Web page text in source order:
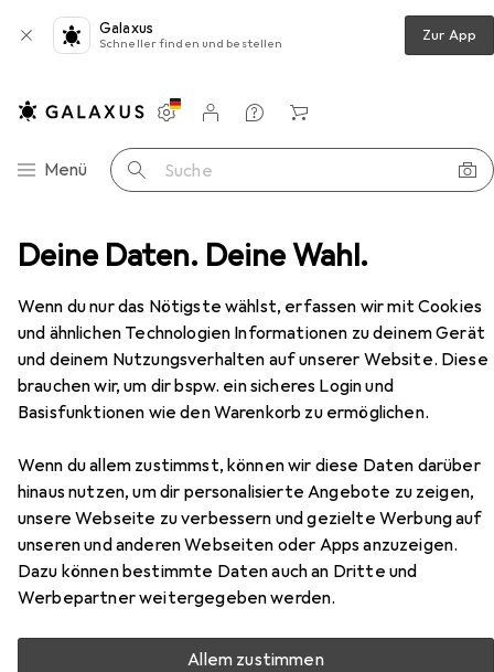
Deine Daten. Deine Wahl.
Wenn du nur das Nötigste wählst, erfassen wir mit Cookies
und ähnlichen Technologien Informationen zu deinem Gerät
und deinem Nutzungsverhalten auf unserer Website. Diese
brauchen wir, um dir bspw. ein sicheres Login und
Basisfunktionen wie den Warenkorb zu ermöglichen.
Wenn du allem zustimmst, können wir diese Daten darüber
hinaus nutzen, um dir personalisierte Angebote zu zeigen,
unsere Webseite zu verbessern und gezielte Werbung auf
unseren und anderen Webseiten oder Apps anzuzeigen.
Dazu können bestimmte Daten auch an Dritte und
Werbepartner weitergegeben werden.
Allem zustimmen
Galaxus
Schneller finden und bestellen Zur App
Navigation nach Kategorien
Menü Suche
Einstellungen
Kundenkonto
Vergleichslisten
Merklisten
Warenkorb
Belletristik Schröder:Plaudereien in der Dorfkneipe
EUR
15,–
Schröder:Plaudereien in der
Dorfkneipe
Deutsch, Joachim Schröder, 2024
Zubehör für
Schröder:Plaudereien in der
Dorfkneipe